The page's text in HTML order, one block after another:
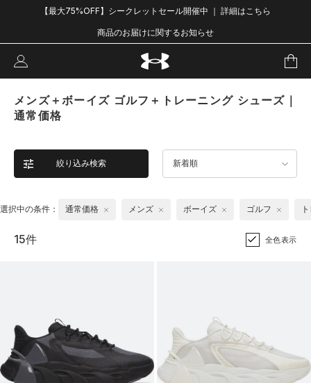
【最大75%OFF】シークレットセール開催中 ｜ 詳細はこちら
商品のお届けに関するお知らせ
メンズ＋ボーイズ ゴルフ＋トレーニング シューズ｜
通常価格
絞り込み検索 新着順
選択中の条件： 通常価格 メンズ ボーイズ ゴルフ
15件 全色表示